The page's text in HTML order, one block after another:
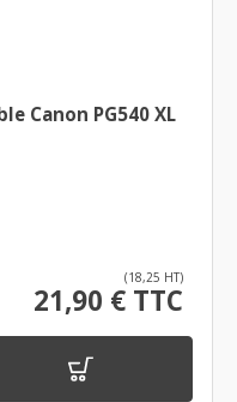
Canon PG540 XL
(18,25 HT)
21,90 € TTC